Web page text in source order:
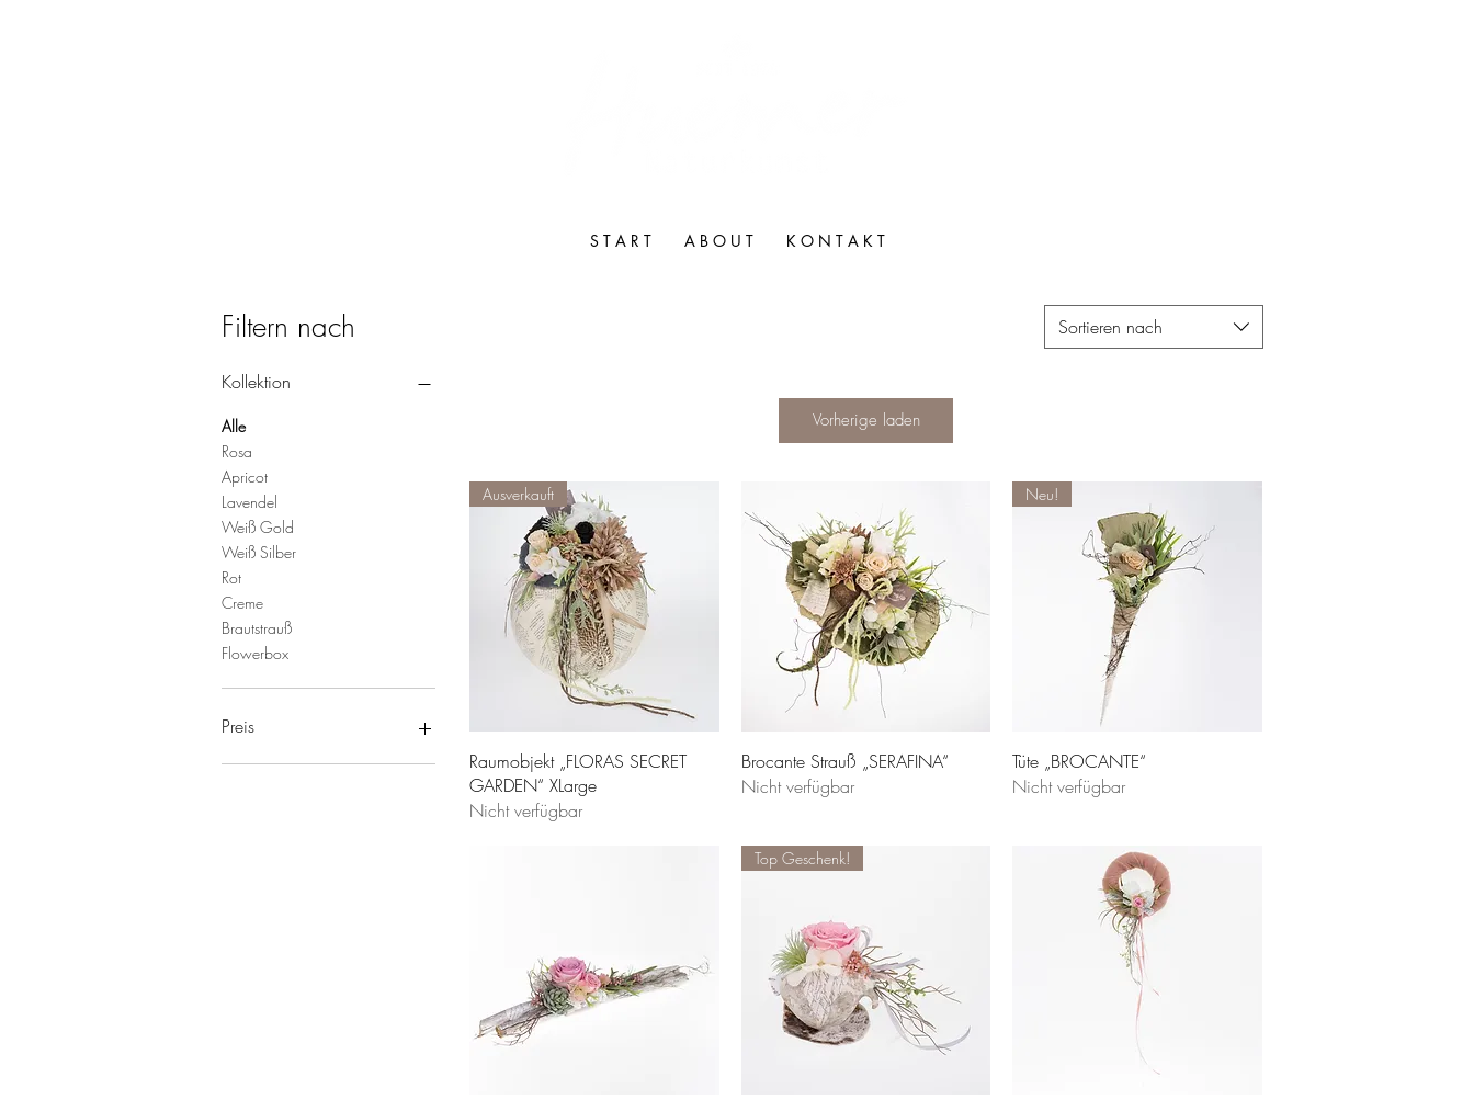
Filtern nach
Kollektion
Alle
Rosa
Apricot
Lavendel
Weiß Gold
Weiß Silber
Rot
Creme
Brautstrauß
Flowerbox
Preis
Sortieren nach
Vorherige laden
Ausverkauft
Raumobjekt „FLORAS SECRET
GARDEN“ XLarge
Nicht verfügbar
Brocante Strauß „SERAFINA“
Nicht verfügbar
Neu!
Tüte „BROCANTE“
Nicht verfügbar
Top Geschenk!
S T A R T A B O U T K O N T A K T